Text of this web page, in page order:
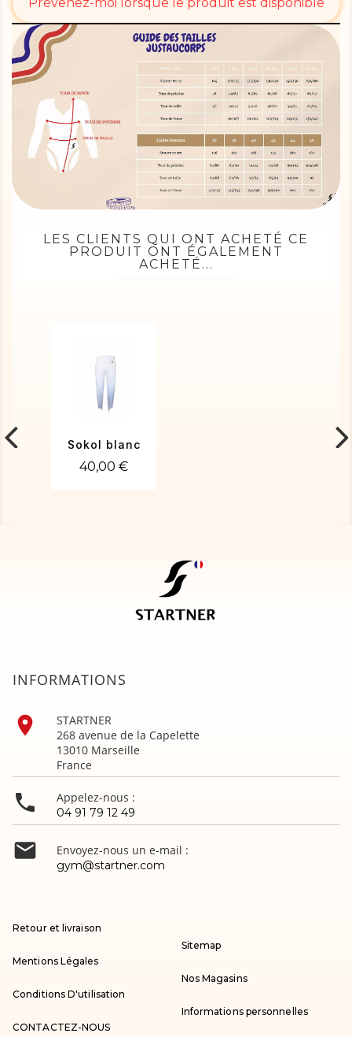
LES CLIENTS QUI ONT ACHETÉ CE
PRODUIT ONT ÉGALEMENT
ACHETÉ...
Sokol blanc
40,00 €
INFORMATIONS

STARTNER
268 avenue de la Capelette
13010 Marseille
France
 Appelez-nous :
04 91 79 12 49
 Envoyez-nous un e-mail :
gym@startner.com
Retour et livraison
Mentions Légales
Conditions D'utilisation
CONTACTEZ-NOUS
Sitemap
Nos Magasins
Informations personnelles